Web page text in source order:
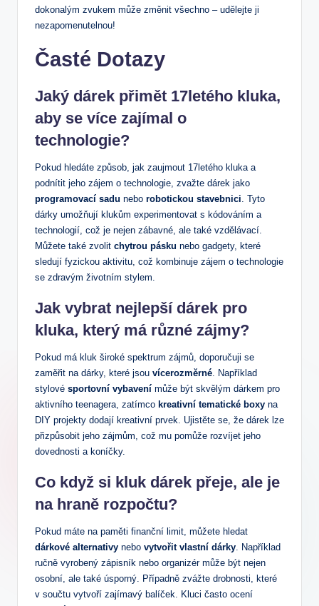
dokonalým zvukem může změnit všechno – udělejte ji
nezapomenutelnou!
Časté Dotazy
Jaký dárek přimět 17letého kluka,
aby se více zajímal o
technologie?
Pokud hledáte způsob, jak zaujmout 17letého kluka a
podnítit jeho zájem o technologie, zvažte dárek jako
programovací sadu nebo robotickou stavebnici . Tyto
dárky umožňují klukům experimentovat s kódováním a
technologií, což je nejen zábavné, ale také vzdělávací.
Můžete také zvolit chytrou pásku nebo gadgety, které
sledují fyzickou aktivitu, což kombinuje zájem o technologie
se zdravým životním stylem.
Jak vybrat nejlepší dárek pro
kluka, který má různé zájmy?
Pokud má kluk široké spektrum zájmů, doporučuji se
zaměřit na dárky, které jsou vícerozměrné . Například
stylové sportovní vybavení může být skvělým dárkem pro
aktivního teenagera, zatímco kreativní tematické boxy na
DIY projekty dodají kreativní prvek. Ujistěte se, že dárek lze
přizpůsobit jeho zájmům, což mu pomůže rozvíjet jeho
dovednosti a koníčky.
Co když si kluk dárek přeje, ale je
na hraně rozpočtu?
Pokud máte na paměti finanční limit, můžete hledat
dárkové alternativy nebo vytvořit vlastní dárky . Například
ručně vyrobený zápisník nebo organizér může být nejen
osobní, ale také úsporný. Případně zvážte drobnosti, které
v součtu vytvoří zajímavý balíček. Kluci často ocení